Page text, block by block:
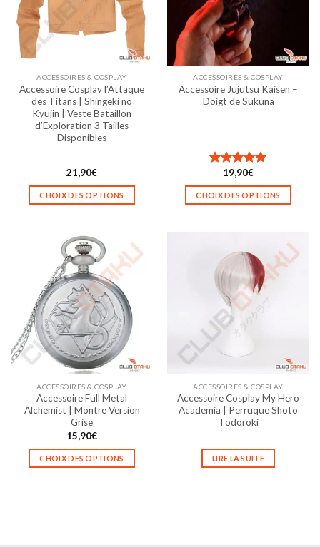
peuvent
choisies
page
du
produit
peuvent
être
choisies
sur
la
page
du
ACCESSOIRES & COSPLAY
Accessoire Cosplay l’Attaque
des Titans | Shingeki no
Kyujin | Veste Bataillon
d’Exploration 3 Tailles
Disponibles
21,90€
CHOIX DES OPTIONS
a
plusieurs
variations.
Les
options
peuvent
être
choisies
sur
la
page
du
produit
ACCESSOIRES & COSPLAY
Accessoire Jujutsu Kaisen –
Doigt de Sukuna
Note5.00
sur 5
19,90€
CHOIX DES OPTIONS
plusieurs
variations.
Les
options
peuvent
être
page
du
produit
ACCESSOIRES & COSPLAY
Accessoire Full Metal
Alchemist | Montre Version
Grise
15,90€
CHOIX DES OPTIONS
ACCESSOIRES & COSPLAY
Accessoire Cosplay My Hero
Academia | Perruque Shoto
Todoroki
LIRE LA SUITE